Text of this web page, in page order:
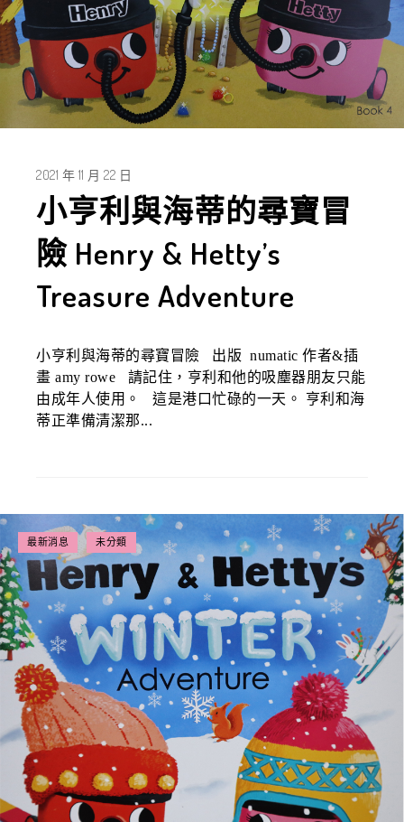
2021 年 11 月 22 日
小亨利與海蒂的尋寶冒
險 Henry & Hetty’s
Treasure Adventure
小亨利與海蒂的尋寶冒險 出版 numatic 作者&插
畫 amy rowe 請記住，亨利和他的吸塵器朋友只能
由成年人使用。 這是港口忙碌的一天。 亨利和海
蒂正準備清潔那...
最新消息 未分類